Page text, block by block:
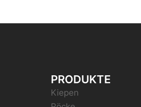
PRODUKTE
Kiepen